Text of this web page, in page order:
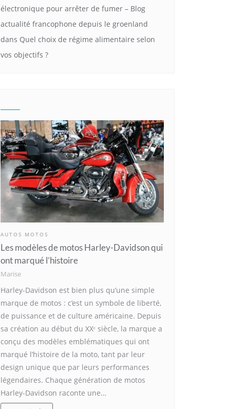
électronique pour arrêter de fumer – Blog
actualité francophone depuis le groenland
dans Quel choix de régime alimentaire selon
vos objectifs ?
AUTOS MOTOS
Les modèles de motos Harley-Davidson qui
ont marqué l’histoire
Marise
Harley-Davidson est bien plus qu’une simple
marque de motos : c’est un symbole de liberté,
de puissance et de culture américaine. Depuis
sa création au début du XXᵉ siècle, la marque a
conçu des modèles emblématiques qui ont
marqué l’histoire de la moto, tant par leur
design unique que par leurs performances
légendaires. Chaque génération de motos
Harley-Davidson raconte une…